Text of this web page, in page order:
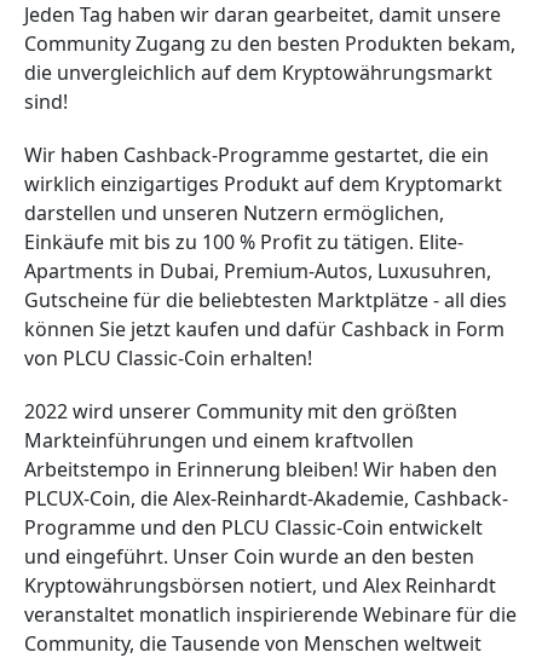
Jeden Tag haben wir daran gearbeitet, damit unsere
Community Zugang zu den besten Produkten bekam,
die unvergleichlich auf dem Kryptowährungsmarkt
sind!
Wir haben Cashback-Programme gestartet, die ein
wirklich einzigartiges Produkt auf dem Kryptomarkt
darstellen und unseren Nutzern ermöglichen,
Einkäufe mit bis zu 100 % Profit zu tätigen. Elite-
Apartments in Dubai, Premium-Autos, Luxusuhren,
Gutscheine für die beliebtesten Marktplätze - all dies
können Sie jetzt kaufen und dafür Cashback in Form
von PLCU Classic-Coin erhalten!
2022 wird unserer Community mit den größten
Markteinführungen und einem kraftvollen
Arbeitstempo in Erinnerung bleiben! Wir haben den
PLCUX-Coin, die Alex-Reinhardt-Akademie, Cashback-
Programme und den PLCU Classic-Coin entwickelt
und eingeführt. Unser Coin wurde an den besten
Kryptowährungsbörsen notiert, und Alex Reinhardt
veranstaltet monatlich inspirierende Webinare für die
Community, die Tausende von Menschen weltweit